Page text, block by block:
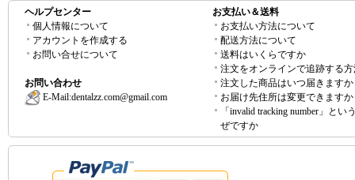
ヘルプセンター
個人情報について
アカウントを作成する
お問い合せについて
お問い合わせ
E-Mail:dentalzz.com@gmail.com
お支払い＆送料
お支払い方法について
配送方法について
送料はいくらですか
注文をオンラインで追跡する
注文した商品はいつ届きますか
お届け先住所は変更できますか
「invalid tracking number」とい
ぜですか